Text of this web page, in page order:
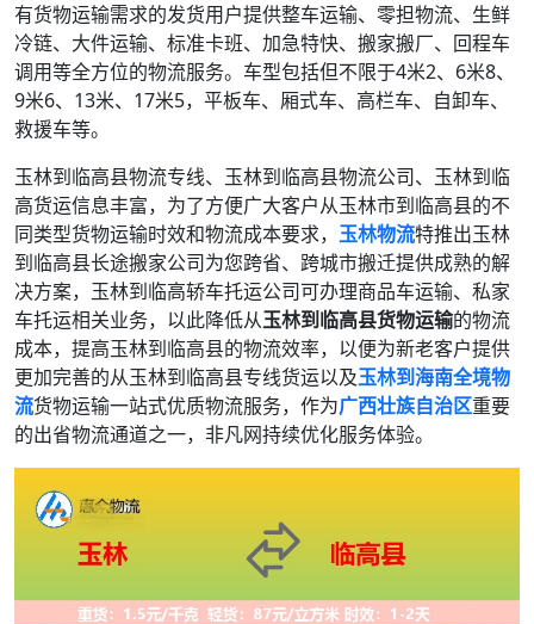
有货物运输需求的发货用户提供整车运输、零担物流、生鲜
冷链、大件运输、标准卡班、加急特快、搬家搬厂、回程车
调用等全方位的物流服务。车型包括但不限于4米2、6米8、
9米6、13米、17米5，平板车、厢式车、高栏车、自卸车、
救援车等。
玉林到临高县物流专线、玉林到临高县物流公司、玉林到临
高货运信息丰富，为了方便广大客户从玉林市到临高县的不
同类型货物运输时效和物流成本要求， 玉林物流特推出玉林
到临高县长途搬家公司为您跨省、跨城市搬迁提供成熟的解
决方案，玉林到临高轿车托运公司可办理商品车运输、私家
车托运相关业务，以此降低从玉林到临高县货物运输的物流
成本，提高玉林到临高县的物流效率，以便为新老客户提供
更加完善的从玉林到临高县专线货运以及玉林到海南全境物
流货物运输一站式优质物流服务，作为广西壮族自治区重要
的出省物流通道之一，非凡网持续优化服务体验。